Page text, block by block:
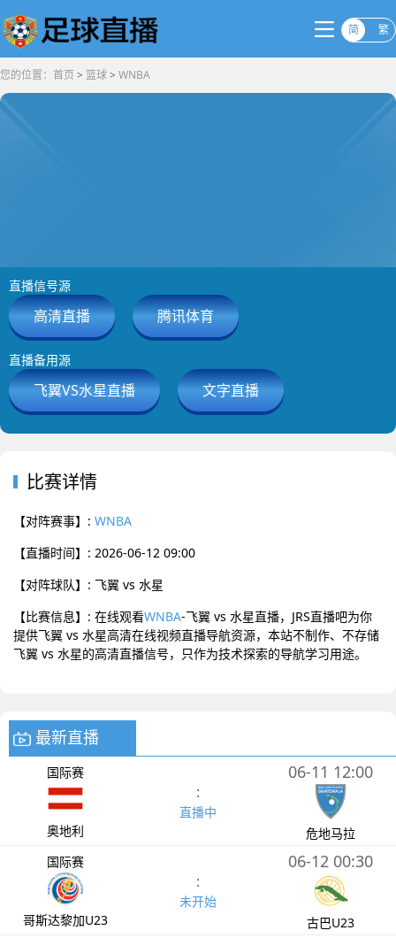
简 繁
您的位置： 首页 > 篮球> WNBA
飞翼
已结束
0:0
直播信号源
高清直播 腾讯体育
直播备用源
飞翼VS水星直播 文字直播
比赛详情
【对阵赛事】: WNBA
【直播时间】: 2026-06-12 09:00
【对阵球队】: 飞翼 vs 水星
【比赛信息】: 在线观看WNBA-飞翼 vs 水星直播，JRS直播吧为你
提供飞翼 vs 水星高清在线视频直播导航资源，本站不制作、不存储
飞翼 vs 水星的高清直播信号，只作为技术探索的导航学习用途。
最新直播
国际赛
奥地利
:
直播中
06-11 12:00
危地马拉
国际赛
哥斯达黎加U23
:
未开始
06-12 00:30
古巴U23